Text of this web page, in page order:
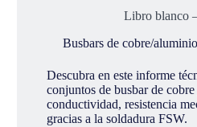
Libro blanco
Busbars de cobre/
Descubra en este informe
conjuntos de busbar de
conductividad, resistencia
gracias a la soldadura FSW.